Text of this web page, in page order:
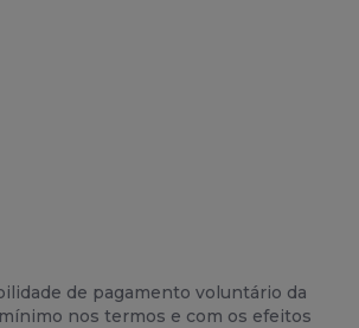
de pagamento voluntário da
nos termos e com os efeitos